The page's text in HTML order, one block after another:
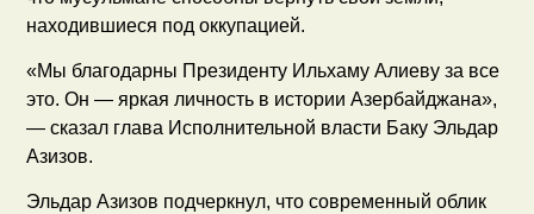
находившиеся под оккупацией.
«Мы благодарны Президенту Ильхаму Алиеву за все
это. Он — яркая личность в истории Азербайджана»,
— сказал глава Исполнительной власти Баку Эльдар
Азизов.
Эльдар Азизов подчеркнул, что современный облик